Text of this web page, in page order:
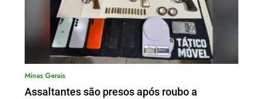
Minas Gerais
Assaltantes são presos após roubo a